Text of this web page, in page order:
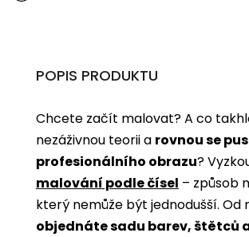
POPIS PRODUKTU
Chcete začít malovat? A co
nezáživnou teorii a rovnou se
profesionálního obrazu?
malování podle čísel ­­– způsob
který nemůže být jednodušší. Od
objednáte sadu barev, štětců